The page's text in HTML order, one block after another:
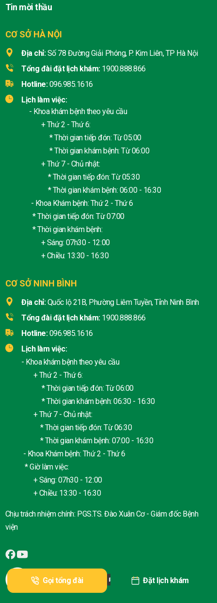
Gọi tổng đài Đặt lịch khám
CƠ SỞ HÀ NỘI
Địa chỉ: Số 78 Đường Giải Phóng, P. Kim Liên, TP Hà Nội
Tổng đài đặt lịch khám: 1900.888.866
Hotline: 096.985.1616
Lịch làm việc:
- Khoa khám bệnh theo yêu cầu
+ Thứ 2 - Thứ 6:
* Thời gian tiếp đón: Từ 05:00
* Thời gian khám bệnh: Từ 06:00
+ Thứ 7 - Chủ nhật:
* Thời gian tiếp đón: Từ 05:30
* Thời gian khám bệnh: 06:00 - 16:30
- Khoa Khám bệnh: Thứ 2 - Thứ 6
* Thời gian tiếp đón: Từ 07:00
* Thời gian khám bệnh:
+ Sáng: 07h30 - 12:00
+ Chiều: 13:30 - 16:30
CƠ SỞ NINH BÌNH
Địa chỉ: Quốc lộ 21B, Phường Liêm Tuyền, Tỉnh Ninh Bình
Tổng đài đặt lịch khám: 1900.888.866
Hotline: 096.985.1616
Lịch làm việc:
- Khoa khám bệnh theo yêu cầu
+ Thứ 2 - Thứ 6:
* Thời gian tiếp đón: Từ 06:00
* Thời gian khám bệnh: 06:30 - 16:30
+ Thứ 7 - Chủ nhật:
* Thời gian tiếp đón: Từ 06:30
* Thời gian khám bệnh: 07:00 - 16:30
- Khoa Khám bệnh: Thứ 2 - Thứ 6
* Giờ làm việc:
+ Sáng: 07h30 - 12:00
+ Chiều: 13:30 - 16:30
Chịu trách nhiệm chính: PGS.TS. Đào Xuân Cơ - Giám đốc Bệnh
viện
Tin mời thầu